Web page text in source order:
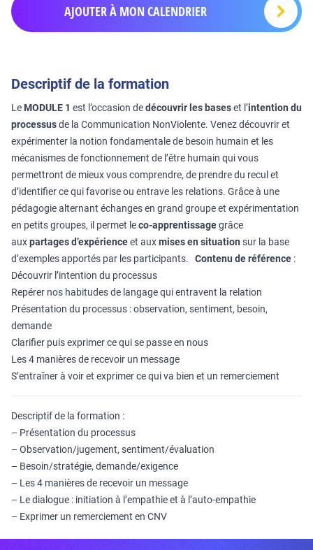
AJOUTER À MON CALENDRIER
Descriptif de la formation
Le MODULE 1 est l’occasion dedécouvrir les baseset l’intention du
processusde la Communication NonViolente. Venez découvrir et
expérimenter la notion fondamentale de besoin humain et les
mécanismes de fonctionnement de l’être humain qui vous
permettront de mieux vous comprendre, de prendre du recul et
d’identifier ce qui favorise ou entrave les relations. Grâce à une
pédagogie alternant échanges en grand groupe et expérimentation
en petits groupes, il permet leco-apprentissagegrâce
auxpartages d’expérienceet auxmises en situation sur la base
d’exemples apportés par les participants. Contenu de référence :
Découvrir l’intention du processus
Repérer nos habitudes de langage qui entravent la relation
Présentation du processus : observation, sentiment, besoin,
demande
Clarifier puis exprimer ce qui se passe en nous
Les 4 manières de recevoir un message
S’entraîner à voir et exprimer ce qui va bien et un remerciement
Descriptif de la formation :
– Présentation du processus
– Observation/jugement, sentiment/évaluation
– Besoin/stratégie, demande/exigence
– Les 4 manières de recevoir un message
– Le dialogue : initiation à l’empathie et à l’auto-empathie
– Exprimer un remerciement en CNV